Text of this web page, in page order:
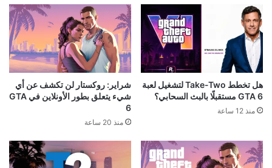
هل تخطط Take-Two لتشغيل لعبة
GTA 6 مستقبلًا بالبث السحابي؟
منذ 12 ساعة
شراير: روكستار لن تكشف عن أي
شيء يتعلق بطور الأونلاين في GTA
6
منذ 20 ساعة